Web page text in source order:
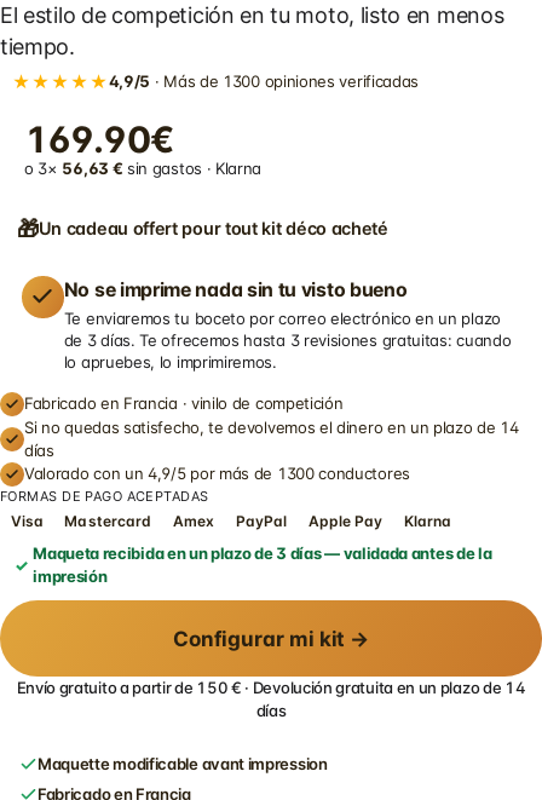
El estilo de competición en tu moto, listo en menos
tiempo.
★★★★★4,9/5 · Más de 1300 opiniones verificadas
169.90€
o 3× 56,63 € sin gastos · Klarna
🎁Un cadeau offert pour tout kit déco acheté
No se imprime nada sin tu visto bueno
Te enviaremos tu boceto por correo electrónico en un plazo
de 3 días. Te ofrecemos hasta 3 revisiones gratuitas: cuando
lo apruebes, lo imprimiremos.
Fabricado en Francia · vinilo de competición
Si no quedas satisfecho, te devolvemos el dinero en un plazo de 14
días
Valorado con un 4,9/5 por más de 1300 conductores
FORMAS DE PAGO ACEPTADAS
Visa Mastercard Amex PayPal Apple Pay Klarna
Maqueta recibida en un plazo de 3 días — validada antes de la
impresión
Configurar mi kit →
Envío gratuito a partir de 150 € · Devolución gratuita en un plazo de 14
días
Maquette modificable avant impression
Fabricado en Francia